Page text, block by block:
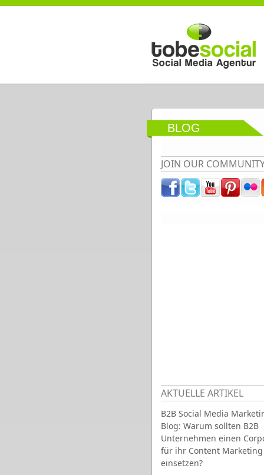
Direkt zum Inhalt
BLOG
JOIN OUR
AKTUELLE ARTIKEL
B2B Social Media
Blog: Warum sollten B2B
Unternehmen einen
für ihr Content Marketing
einsetzen?